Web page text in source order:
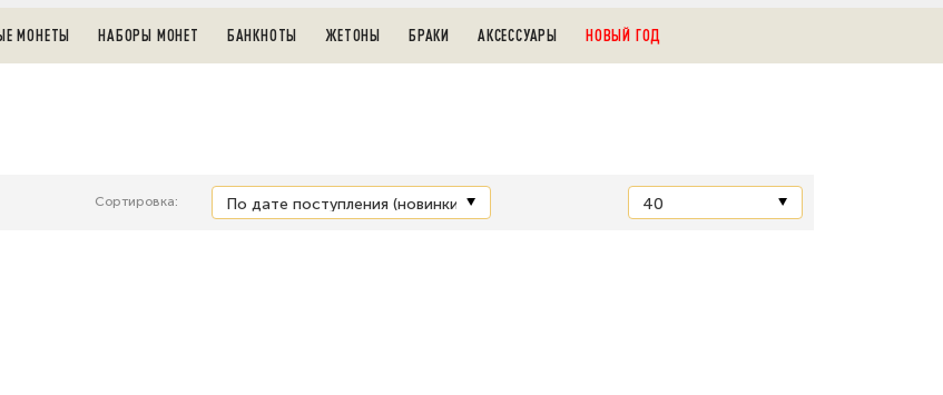
МОНЕТЫ НАБОРЫ МОНЕТ БАНКНОТЫ ЖЕТОНЫ БРАКИ АКСЕССУАРЫ НОВЫЙ ГОД
Сортировка: